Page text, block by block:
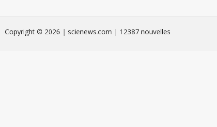
Сopyright © 2026 | scienews.com | 12387 nouvelles